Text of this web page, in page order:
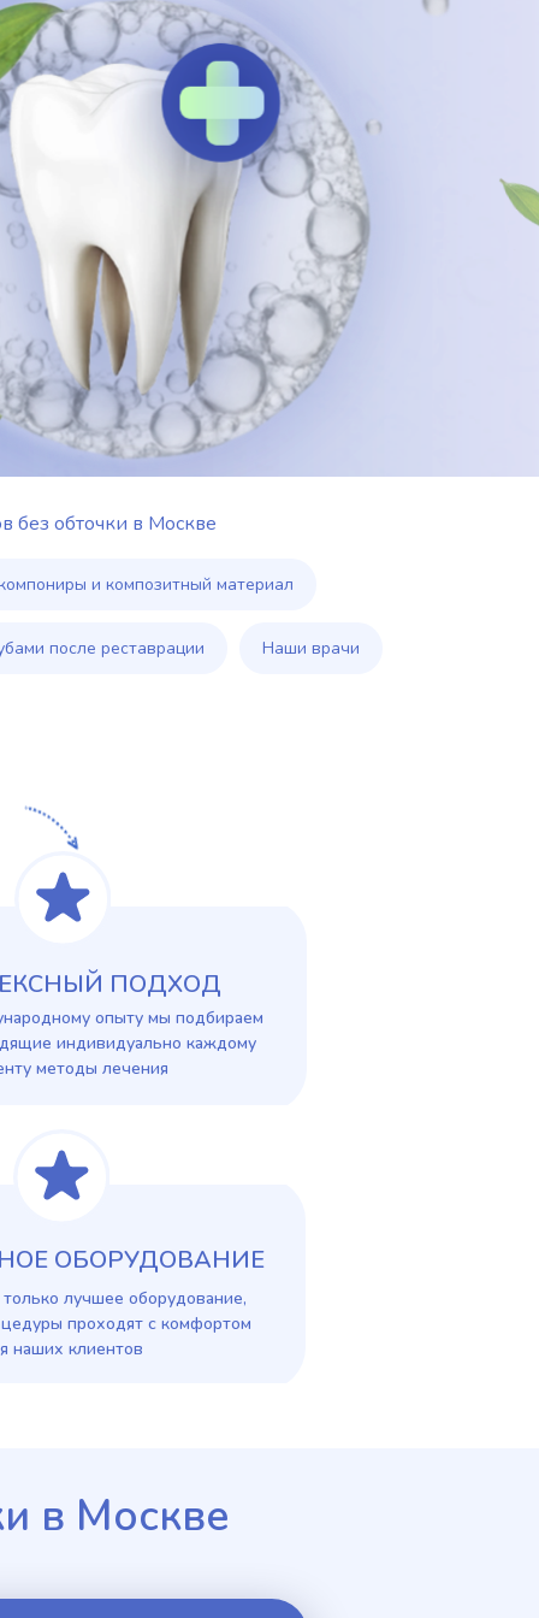
без обточки в Москве
и композитный материал
после реставрации Наши врачи
ОБОРУДОВАНИЕ
ПОДХОД
лучшее оборудование,
проходят с комфортом
наших клиентов
опыту мы подбираем
индивидуально каждому
методы лечения
в Москве